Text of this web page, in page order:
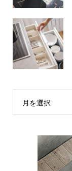
月を選択